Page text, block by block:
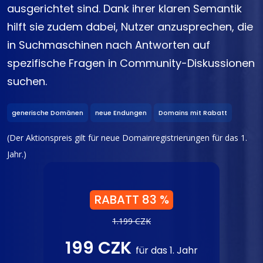
ausgerichtet sind. Dank ihrer klaren Semantik
hilft sie zudem dabei, Nutzer anzusprechen, die
in Suchmaschinen nach Antworten auf
spezifische Fragen in Community-Diskussionen
suchen.
generische Domänen neue Endungen Domains mit Rabatt
(Der Aktionspreis gilt für neue Domainregistrierungen für das 1.
Jahr.)
RABATT 83 %
1.199 CZK
199 CZK für das 1. Jahr